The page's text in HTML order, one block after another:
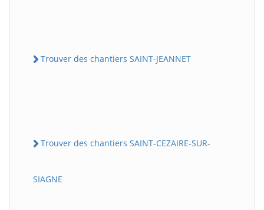
Trouver des chantiers SAINT-JEANNET
Trouver des chantiers SAINT-CEZAIRE-SUR-
SIAGNE